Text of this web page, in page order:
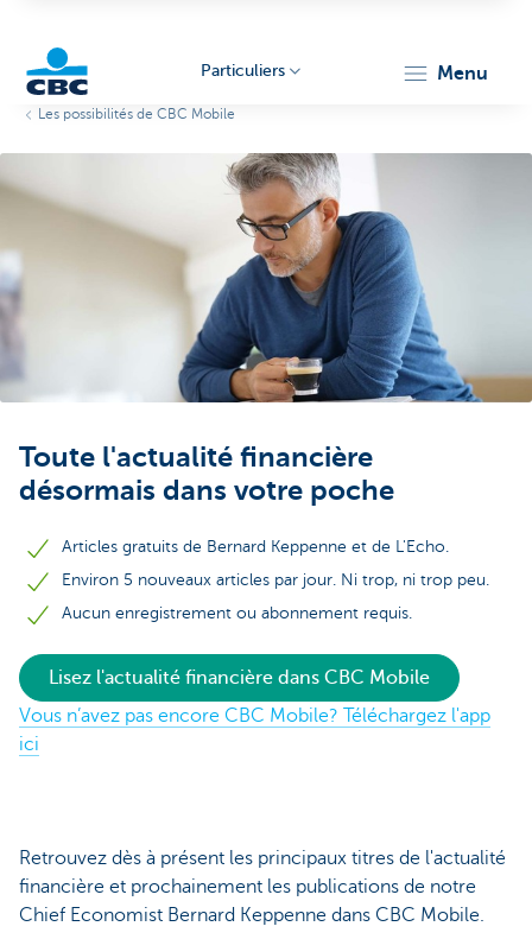
Particuliers menu
Les possibilités de CBC Mobile
Toute l'actualité financière
désormais dans votre poche
Articles gratuits de Bernard Keppenne et de L'Echo.
Environ 5 nouveaux articles par jour. Ni trop, ni trop peu.
Aucun enregistrement ou abonnement requis.
Lisez l'actualité financière dans CBC Mobile
Vous n’avez pas encore CBC Mobile? Téléchargez l'app
ici
Retrouvez dès à présent les principaux titres de l'actualité
financière et prochainement les publications de notre
Chief Economist Bernard Keppenne dans CBC Mobile.